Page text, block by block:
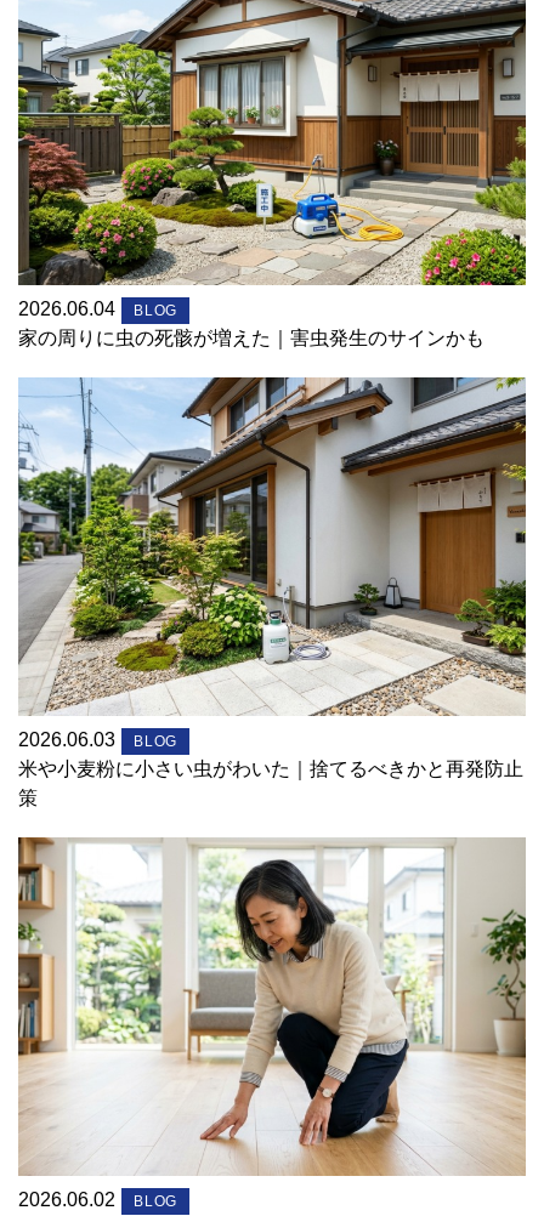
2026.06.04 BLOG
家の周りに虫の死骸が増えた｜害虫発生のサインかも
2026.06.03 BLOG
米や小麦粉に小さい虫がわいた｜捨てるべきかと再発防止
策
2026.06.02 BLOG